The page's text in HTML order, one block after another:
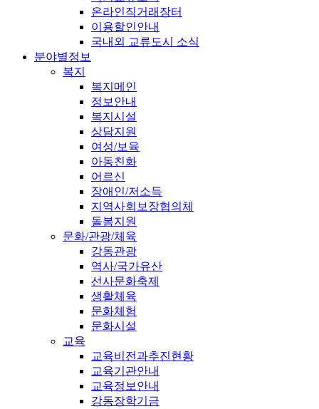
온라인직거래장터
이용할인안내
국내외 교류도시 소식
분야별정보
복지
복지메인
정보안내
복지시설
상담지원
여성/보육
아동친화
어르신
장애인/저소득
지역사회보장협의체
돌봄지원
문화/관광/체육
강동관광
역사/국가유산
선사문화축제
생활체육
문화체험
문화시설
교육
교육비전과추진현황
교육기관안내
교육정보안내
강동장학기금